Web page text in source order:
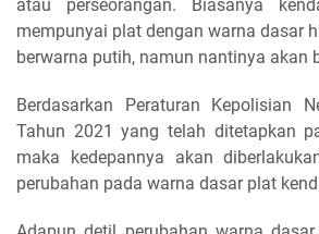
atau perseorangan. Biasanya
mempunyai plat dengan warna dasar
berwarna putih, namun nantinya akan
Berdasarkan Peraturan Kepolisian
Tahun 2021 yang telah ditetapkan
maka kedepannya akan
perubahan pada warna dasar plat